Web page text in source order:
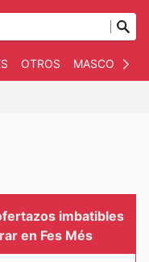
OTROS MASCOTAS
imbatibles
en Fes Més